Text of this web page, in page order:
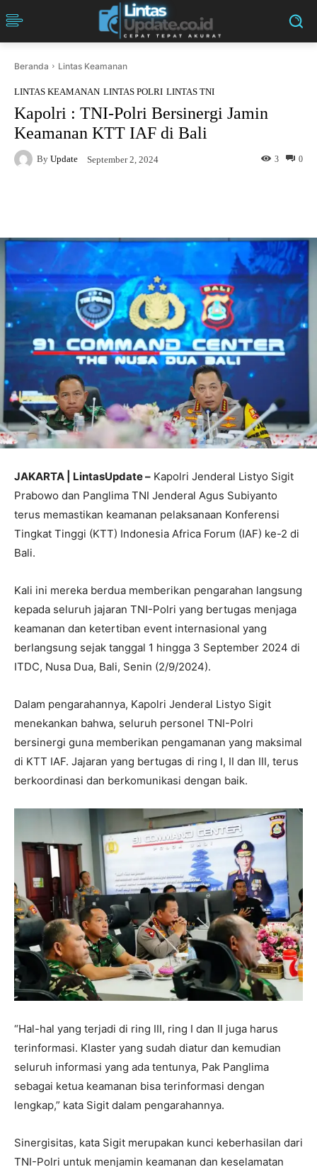
Beranda Lintas Keamanan
LINTAS KEAMANAN LINTAS POLRI LINTAS TNI
Kapolri : TNI-Polri Bersinergi Jamin
Keamanan KTT IAF di Bali
By Update September 2, 2024 0
3
JAKARTA | LintasUpdate – Kapolri Jenderal Listyo Sigit
Prabowo dan Panglima TNI Jenderal Agus Subiyanto
terus memastikan keamanan pelaksanaan Konferensi
Tingkat Tinggi (KTT) Indonesia Africa Forum (IAF) ke-2 di
Bali.
Kali ini mereka berdua memberikan pengarahan langsung
kepada seluruh jajaran TNI-Polri yang bertugas menjaga
keamanan dan ketertiban event internasional yang
berlangsung sejak tanggal 1 hingga 3 September 2024 di
ITDC, Nusa Dua, Bali, Senin (2/9/2024).
Dalam pengarahannya, Kapolri Jenderal Listyo Sigit
menekankan bahwa, seluruh personel TNI-Polri
bersinergi guna memberikan pengamanan yang maksimal
di KTT IAF. Jajaran yang bertugas di ring I, II dan III, terus
berkoordinasi dan berkomunikasi dengan baik.
“Hal-hal yang terjadi di ring III, ring I dan II juga harus
terinformasi. Klaster yang sudah diatur dan kemudian
seluruh informasi yang ada tentunya, Pak Panglima
sebagai ketua keamanan bisa terinformasi dengan
lengkap,” kata Sigit dalam pengarahannya.
Sinergisitas, kata Sigit merupakan kunci keberhasilan dari
TNI-Polri untuk menjamin keamanan dan keselamatan